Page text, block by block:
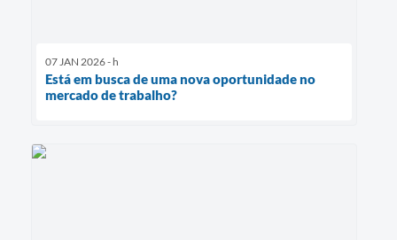
07 JAN 2026 - h
Está em busca de uma nova oportunidade no
mercado de trabalho?